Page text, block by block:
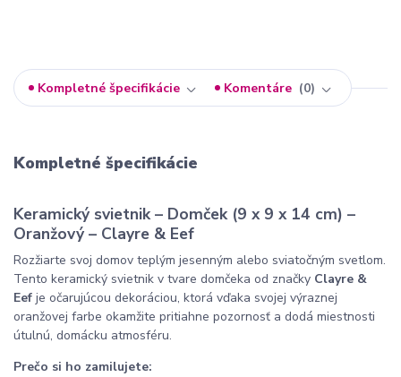
Kompletné špecifikácie Komentáre 0
Kompletné špecifikácie
Keramický svietnik – Domček (9 x 9 x 14 cm) –
Oranžový – Clayre & Eef
Rozžiarte svoj domov teplým jesenným alebo sviatočným svetlom.
Tento keramický svietnik v tvare domčeka od značky Clayre &
Eef je očarujúcou dekoráciou, ktorá vďaka svojej výraznej
oranžovej farbe okamžite pritiahne pozornosť a dodá miestnosti
útulnú, domácku atmosféru.
Prečo si ho zamilujete: